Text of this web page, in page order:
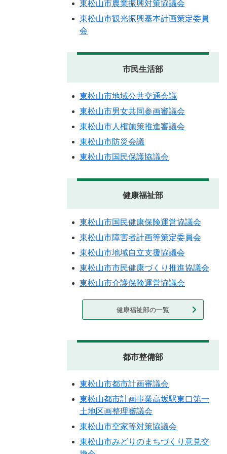
東松山市農業振興対策協議会
東松山市観光振興基本計画策定委員
会
市民生活部
東松山市地域公共交通会議
東松山市男女共同参画審議会
東松山市人権施策推進審議会
東松山市防災会議
東松山市国民保護協議会
健康福祉部
東松山市国民健康保険運営協議会
東松山市障害者計画等策定委員会
東松山市地域自立支援協議会
東松山市市民健康づくり推進協議会
東松山市介護保険運営協議会
健康福祉部の一覧
都市整備部
東松山市都市計画審議会
東松山都市計画事業高坂駅東口第一
土地区画整理審議会
東松山市空家等対策協議会
東松山市みどりのまちづくり意見交